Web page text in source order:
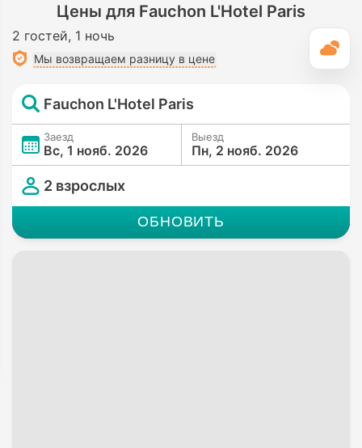
Цены для Fauchon L'Hotel Paris
2 гостей 1 ночь
Мы возвращаем разницу в цене
Fauchon L'Hotel Paris
Заезд
Вс, 1 нояб. 2026
Выезд
Пн, 2 нояб. 2026
2 взрослых
ОБНОВИТЬ